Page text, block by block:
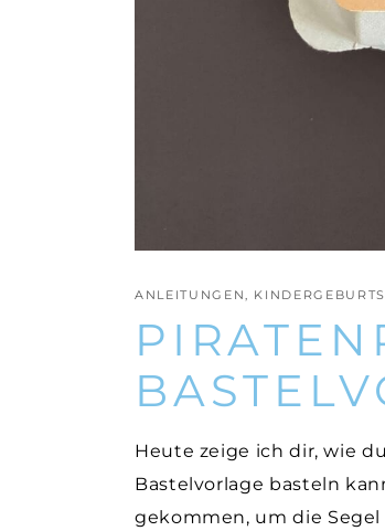
ANLEITUNGEN,
Heute zeige ich dir, wie
Bastelvorlage basteln
gekommen, um die